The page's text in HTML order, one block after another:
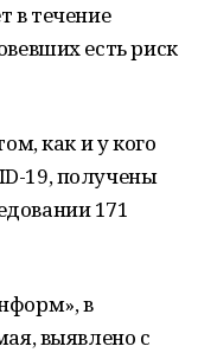
в течение
есть риск
как и у кого
19, получены
171
в
выявлено с